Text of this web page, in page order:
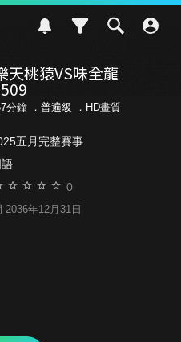
天桃猿VS味全龍
分鐘 ． 普遍級 ．HD畫質
五月完整賽事
語
0
2036年12月31日